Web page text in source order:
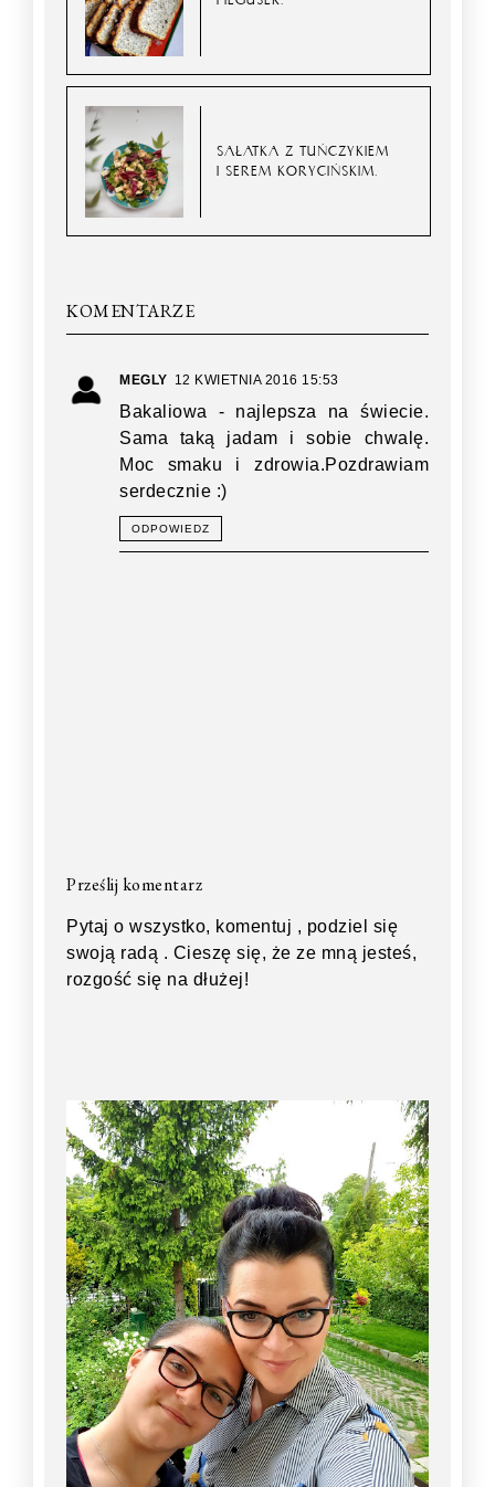
SAŁATKA Z TUŃCZYKIEM
I SEREM KORYCIŃSKIM.
KOMENTARZE
MEGLY 12 KWIETNIA 2016 15:53
Bakaliowa - najlepsza na świecie.
Sama taką jadam i sobie chwalę.
Moc smaku i zdrowia.Pozdrawiam
serdecznie :)
ODPOWIEDZ
Prześlij komentarz
Pytaj o wszystko, komentuj , podziel się
swoją radą . Cieszę się, że ze mną jesteś,
rozgość się na dłużej!